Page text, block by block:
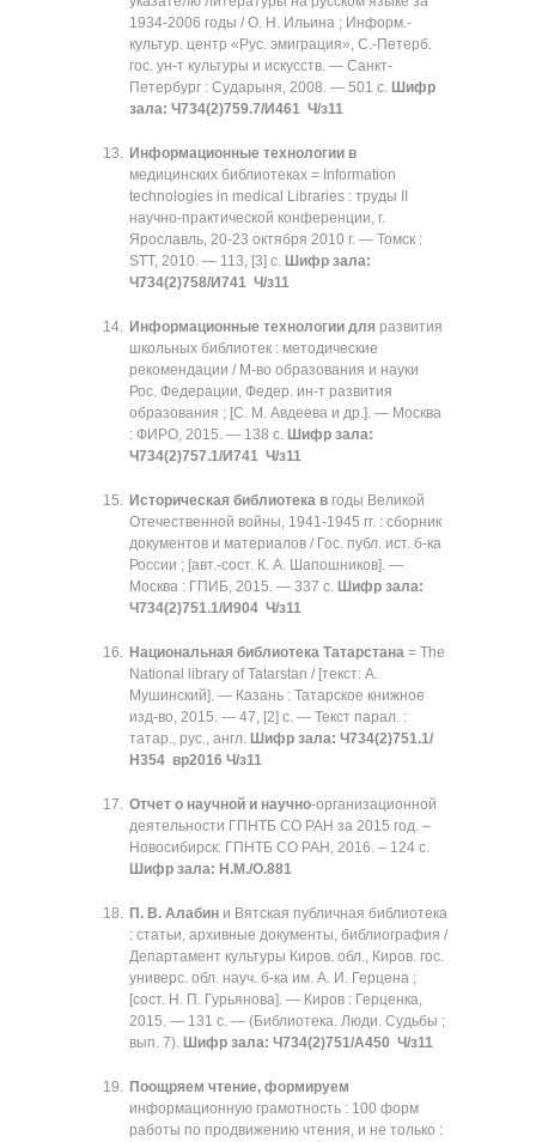
1934-2006 годы / О. Н. Ильина ; Информ.-
культур. центр «Рус. эмиграция», С.-Петерб.
гос. ун-т культуры и искусств. — Санкт-
Петербург : Сударыня, 2008. — 501 с. Шифр
зала: Ч734(2)759.7/И461 Ч/з11
Информационные технологии в
медицинских библиотеках = Information
technologies in medical Libraries : труды II
научно-практической конференции, г.
Ярославль, 20-23 октября 2010 г. — Томск :
STT, 2010. — 113, [3] с. Шифр зала:
Ч734(2)758/И741 Ч/з11
Информационные технологии для развития
школьных библиотек : методические
рекомендации / М-во образования и науки
Рос. Федерации, Федер. ин-т развития
образования ; [С. М. Авдеева и др.]. — Москва
: ФИРО, 2015. — 138 с. Шифр зала:
Ч734(2)757.1/И741 Ч/з11
Историческая библиотека в годы Великой
Отечественной войны, 1941-1945 гг. : сборник
документов и материалов / Гос. публ. ист. б-ка
России ; [авт.-сост. К. А. Шапошников]. —
Москва : ГПИБ, 2015. — 337 с. Шифр зала:
Ч734(2)751.1/И904 Ч/з11
Национальная библиотека Татарстана = The
National library of Tatarstan / [текст: А.
Мушинский]. — Казань : Татарское книжное
изд-во, 2015. — 47, [2] с. — Текст парал. :
татар., рус., англ. Шифр зала: Ч734(2)751.1/
Н354 вр2016 Ч/з11
Отчет о научной и научно-организационной
деятельности ГПНТБ СО РАН за 2015 год. –
Новосибирск: ГПНТБ СО РАН, 2016. – 124 с.
Шифр зала: Н.М./О.881
П. В. Алабин и Вятская публичная библиотека
: статьи, архивные документы, библиография /
Департамент культуры Киров. обл., Киров. гос.
универс. обл. науч. б-ка им. А. И. Герцена ;
[сост. Н. П. Гурьянова]. — Киров : Герценка,
2015. — 131 с. — (Библиотека. Люди. Судьбы ;
вып. 7). Шифр зала: Ч734(2)751/А450 Ч/з11
Поощряем чтение, формируем
информационную грамотность : 100 форм
работы по продвижению чтения, и не только :